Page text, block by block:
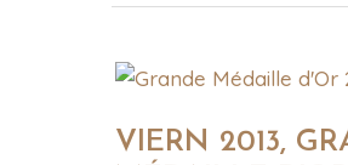
VIERN 2013,
VIERN
2013,
MÉDAILLE
D'OR